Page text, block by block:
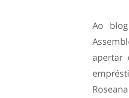
Ao
apertar